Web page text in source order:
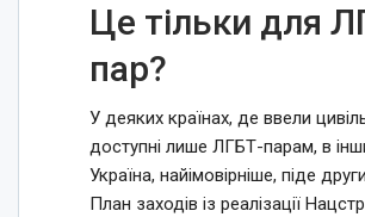
Це тільки для
пар?
У деяких країнах, де ввели
доступні лише ЛГБТ-парам, в
Україна, найімовірніше, піде
План заходів із реалізації